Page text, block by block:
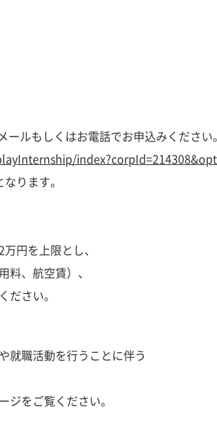
ルもしくはお電話でお申込みください。
ます。
円を上限とし、
、航空賃）、
さい。
就職活動を行うことに伴う
をご覧ください。